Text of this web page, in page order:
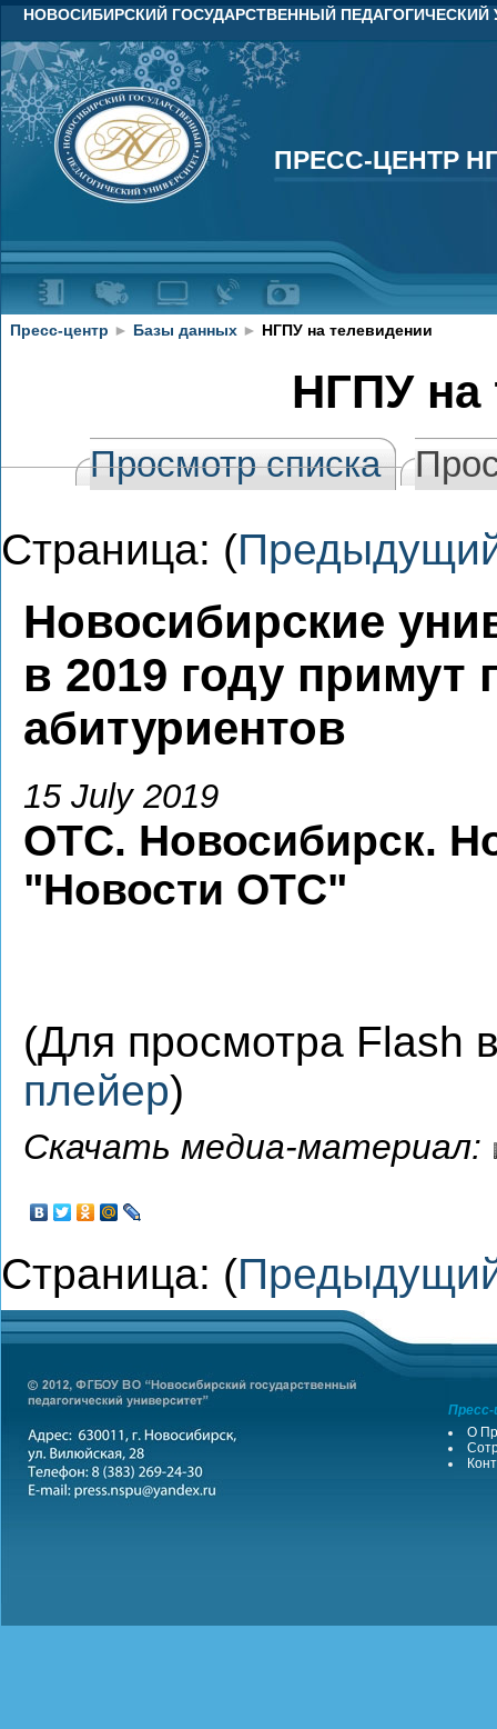
НОВОСИБИРСКИЙ ГОСУДАРСТВЕННЫЙ ПЕДАГОГИЧЕСКИЙ
ПРЕСС-ЦЕНТР
ПРЕСС-ЦЕНТР
Пресс-центр ► Базы данных ► НГПУ на телевидении
НГПУ на
Просмотр списка
Страница: (
Новосибирские
в 2019 году примут
абитуриентов
15 July 2019
ОТС. Новосибирск.
"Новости ОТС"
(Для просмотра Flash
плейер)
Скачать медиа-материал:
Страница: (
О